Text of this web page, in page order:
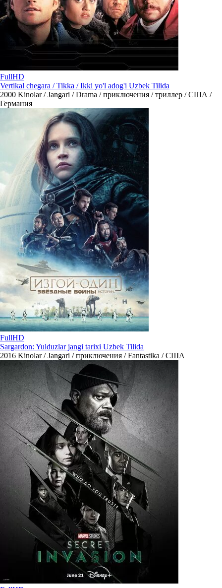
FullHD
Vertikal chegara / Tikka / Ikki yo'l adog'i Uzbek Tilida
2000 Kinolar / Jangari / Drama / приключения / триллер / США /
Германия
FullHD
Sargardon: Yulduzlar jangi tarixi Uzbek Tilida
2016 Kinolar / Jangari / приключения / Fantastika / США